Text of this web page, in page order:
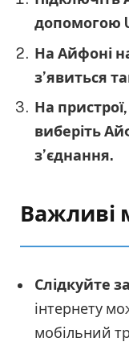
допомогою
На Айфоні
з’явиться
На
виберіть
з’єднання.
Важливі
Слідкуйте
інтернету
мобільний